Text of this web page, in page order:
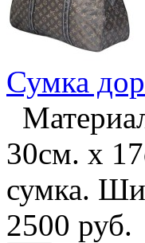
Сумка
30см. х
сумка.
2500 руб.